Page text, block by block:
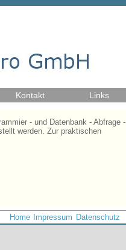
Kontakt Links
- und Datenbank - Abfrage -
werden. Zur praktischen
Home Impressum Datenschutz